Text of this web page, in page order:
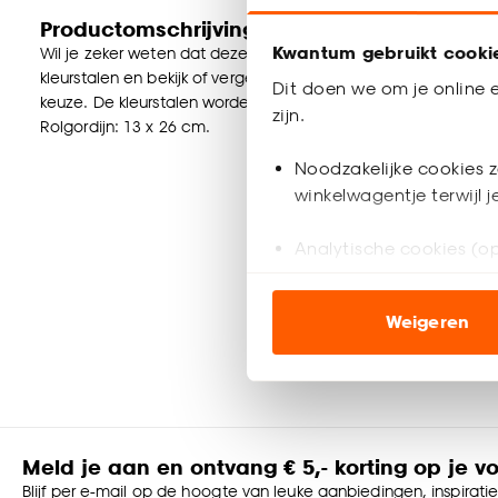
Kwantum gebruikt
Dit doen we om je online
zijn.
Noodzakelijke cookies
winkelwagentje terwijl
Analytische cookies
ook buiten de
Klik op ‘Ja, alles
accepteren door op
Goed om te weten is dat
Weigeren
Productomschrijving
Wil je zeker weten dat deze raamdecoratie bij de rest van
kleurstalen en bekijk of vergelijk eenvoudig welke
keuze. De kleurstalen worden binnen 2 à 3 werkdagen
Rolgordijn: 13 x 26 cm.
Meld je aan en ontvang € 5,- korting op je
Blijf per e-mail op de hoogte van leuke aanbiedingen,